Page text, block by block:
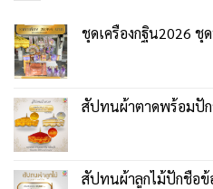
ชุดเครื่องกฐิน2026 ชุ
สัปทนผ้าตาดพร้อมปั
สัปทนผ้าลูกไม้ปักชื่อข้